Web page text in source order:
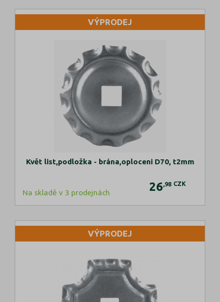
VÝPRODEJ
Květ list,podložka - brána,oploceni D70, t2mm
Na skladě v 3 prodejnách 26 ,98 CZK
VÝPRODEJ